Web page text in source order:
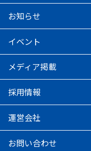
お知らせ
イベント
メディア掲載
採用情報
運営会社
お問い合わせ